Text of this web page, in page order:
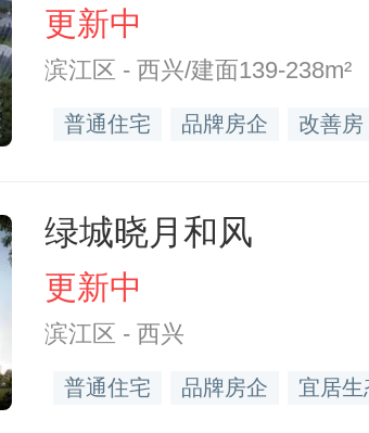
更新中
滨江区 - 西兴/建面139-238m²
普通住宅 品牌房企 改善房
绿城晓月和风
更新中
滨江区 - 西兴
普通住宅 品牌房企 宜居